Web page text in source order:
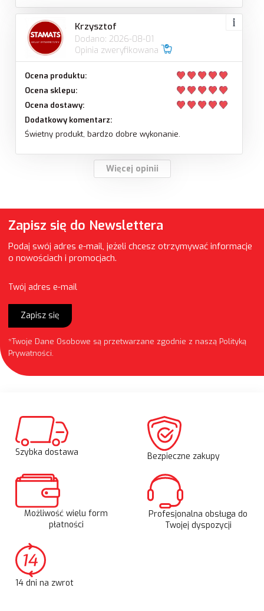
Krzysztof
Dodano: 2026-08-01
Opinia zweryfikowana
Ocena produktu:
Ocena sklepu:
Ocena dostawy:
Dodatkowy komentarz:
Świetny produkt, bardzo dobre wykonanie.
Więcej opinii
Zapisz się do Newslettera
Podaj swój adres e-mail, jeżeli chcesz otrzymywać informacje
o nowościach i promocjach.
Twój adres e-mail
Zapisz się
*Twoje Dane Osobowe są przetwarzane zgodnie z naszą Polityką
Prywatności.
Szybka dostawa Bezpieczne zakupy
Możliwość wielu form
płatności
Profesjonalna obsługa do
Twojej dyspozycji
14 dni na zwrot